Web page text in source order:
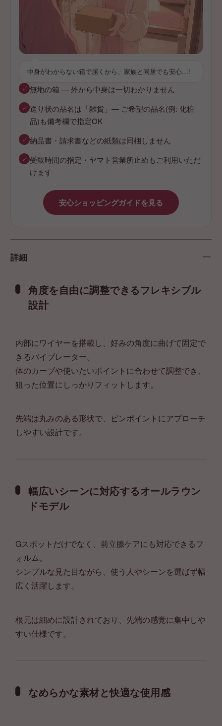
中身がわからない箱で届くから、家族と同居でも安心…!
✓ 無地の箱 — 外から中身は一切わかりません
✓ 送り状の品名は「雑貨」— ご希望の品名(例: 化粧
品)も備考欄で指定OK
✓ 納品書・請求書などの紙類は同梱しません
✓ 受取時間の指定・ヤマト営業所止めもご利用いただ
けます
安心ショッピングガイドを見る
詳細
角度を自由に調整できるフレキシブル
設計
内部にワイヤーを搭載し、好みの角度に曲げて固定で
きるバイブレーター。
体のカーブや使いたいポイントに合わせて調整でき、
狙った位置にしっかりフィットします。
先端は丸みのある形状で、ピンポイントにアプローチ
しやすい設計です。
幅広いシーンに対応するオールラウン
ドモデル
Gスポットだけでなく、前立腺ケアにも対応できるフ
ォルム。
シンプルな見た目ながら、使う人やシーンを選ばず幅
広く活躍します。
根元は細めに設計されており、先端の感覚に集中しや
すい仕様です。
なめらかな素材と快適な使用感